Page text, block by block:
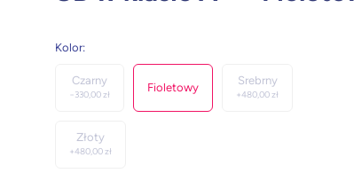
Kolor:
Czarny
330,00zł
Fioletowy
Srebrny
+480,00zł
Złoty
+480,00zł